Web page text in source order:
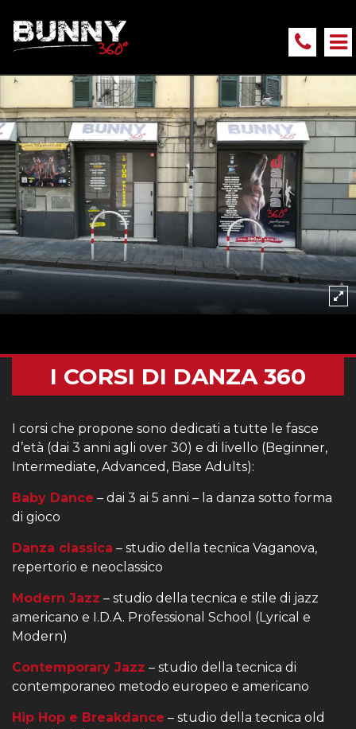
I CORSI DI DANZA 360
I corsi che propone sono dedicati a tutte le fasce
d’età (dai 3 anni agli over 30) e di livello (Beginner,
Intermediate, Advanced, Base Adults):
Baby Dance – dai 3 ai 5 anni – la danza sotto forma
di gioco
Danza classica – studio della tecnica Vaganova,
repertorio e neoclassico
Modern Jazz – studio della tecnica e stile di jazz
americano e I.D.A. Professional School (Lyrical e
Modern)
Contemporary Jazz – studio della tecnica di
contemporaneo metodo europeo e americano
Hip Hop e Breakdance – studio della tecnica old